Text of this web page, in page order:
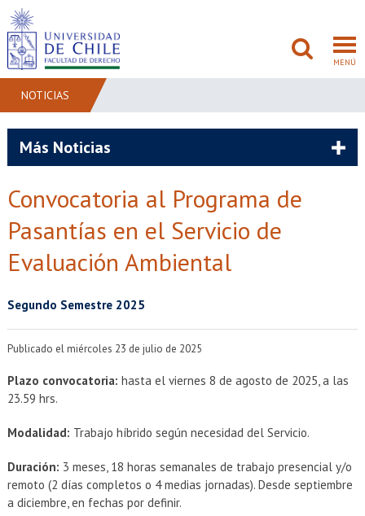
MENÚ
POSTGRADO
ADMISIÓN
BIBLIOTECAS
Egresados Funcionarios
NOTICIAS
Más Noticias
Convocatoria al Programa de
Pasantías en el Servicio de
Evaluación Ambiental
Segundo Semestre 2025
Publicado el miércoles 23 de julio de 2025
Plazo convocatoria: hasta el viernes 8 de agosto de 2025, a las
23.59 hrs.
Modalidad: Trabajo híbrido según necesidad del Servicio.
Duración: 3 meses, 18 horas semanales de trabajo presencial y/o
remoto (2 días completos o 4 medias jornadas). Desde septiembre
a diciembre, en fechas por definir.